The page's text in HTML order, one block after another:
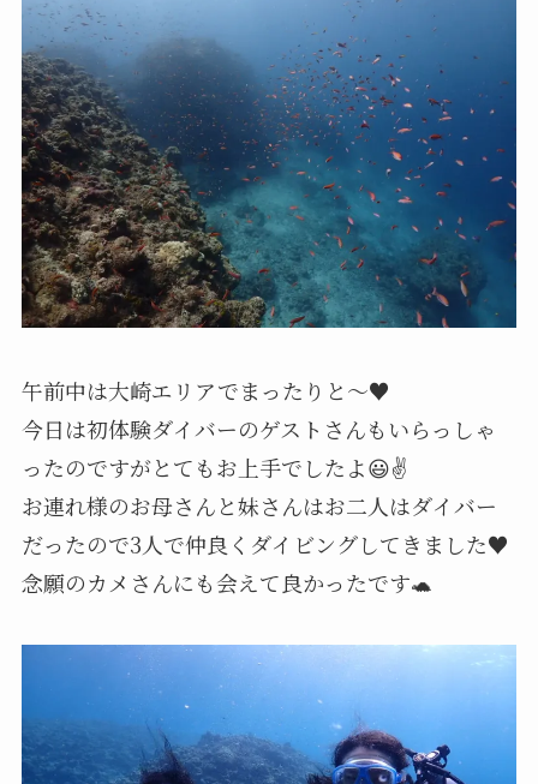
午前中は大崎エリアでまったりと～♥️
今日は初体験ダイバーのゲストさんもいらっしゃ
ったのですがとてもお上手でしたよ😃✌
お連れ様のお母さんと妹さんはお二人はダイバー
だったので3人で仲良くダイビングしてきました♥️
念願のカメさんにも会えて良かったです🐢